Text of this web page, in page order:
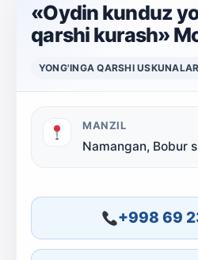
«Oydin kunduz
qarshi kurash»
YONG'INGA QARSHI USKUNALAR
MANZIL
Namangan, Bobur
+998 69